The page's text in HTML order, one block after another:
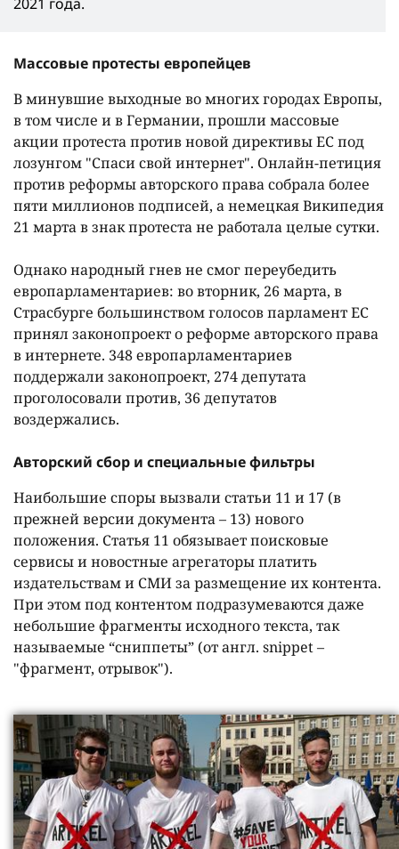
Массовые протесты европейцев
В минувшие выходные во многих городах Европы,
в том числе и в Германии, прошли массовые
акции протеста против новой директивы ЕС под
лозунгом "Спаси свой интернет". Онлайн-петиция
против реформы авторского права собрала более
пяти миллионов подписей, а немецкая Википедия
21 марта в знак протеста не работала целые сутки.
Однако народный гнев не смог переубедить
европарламентариев: во вторник, 26 марта, в
Страсбурге большинством голосов парламент ЕС
принял законопроект о реформе авторского права
в интернете. 348 европарламентариев
поддержали законопроект, 274 депутата
проголосовали против, 36 депутатов
воздержались.
Авторский сбор и специальные фильтры
Наибольшие споры вызвали статьи 11 и 17 (в
прежней версии документа – 13) нового
положения. Статья 11 обязывает поисковые
сервисы и новостные агрегаторы платить
издательствам и СМИ за размещение их контента.
При этом под контентом подразумеваются даже
небольшие фрагменты исходного текста, так
называемые “сниппеты” (от англ. snippet –
"фрагмент, отрывок").